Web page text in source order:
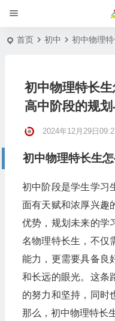
首页 初中 初中物理
初中物理特长生
高中阶段的规
2024年12月29日
初中物理特长生
初中阶段是学生学习
面有天赋和浓厚兴趣
优势，规划未来的学
名物理特长生，不仅
能力，更需要具备良
和长远的眼光。这条
的努力和坚持，同时
那么，初中物理特长